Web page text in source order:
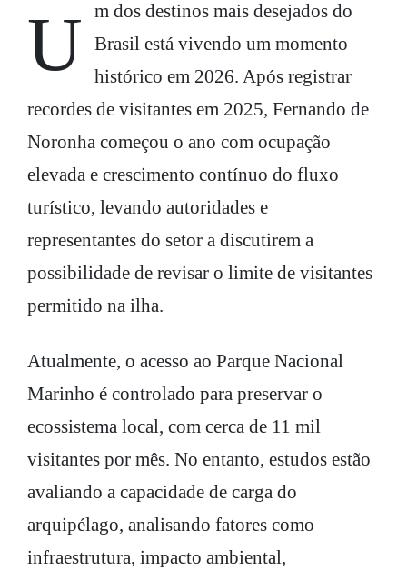
Um dos destinos mais desejados do
Brasil está vivendo um momento
histórico em 2026. Após registrar
recordes de visitantes em 2025, Fernando de
Noronha começou o ano com ocupação
elevada e crescimento contínuo do fluxo
turístico, levando autoridades e
representantes do setor a discutirem a
possibilidade de revisar o limite de visitantes
permitido na ilha.
Atualmente, o acesso ao Parque Nacional
Marinho é controlado para preservar o
ecossistema local, com cerca de 11 mil
visitantes por mês. No entanto, estudos estão
avaliando a capacidade de carga do
arquipélago, analisando fatores como
infraestrutura, impacto ambiental,